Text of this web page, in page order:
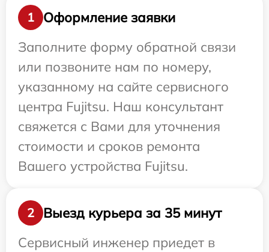
1
Оформление заявки
Заполните форму обратной связи
или позвоните нам по номеру,
указанному на сайте сервисного
центра Fujitsu. Наш консультант
свяжется с Вами для уточнения
стоимости и сроков ремонта
Вашего устройства Fujitsu.
2
Выезд курьера за 35 минут
Сервисный инженер приедет в